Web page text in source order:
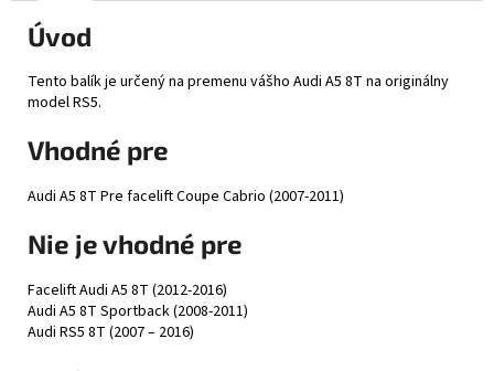
Úvod
Tento balík je určený na premenu vášho Audi A5 8T na originálny
model RS5.
Vhodné pre
Audi A5 8T Pre facelift Coupe Cabrio (2007-2011)
Nie je vhodné pre
Facelift Audi A5 8T (2012-2016)
Audi A5 8T Sportback (2008-2011)
Audi RS5 8T (2007 – 2016)